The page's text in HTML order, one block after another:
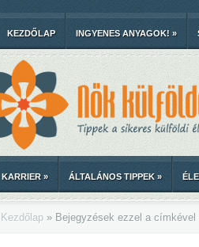
KEZDŐLAP INGYENES ANYAGOK! »
KARRIER» ÁLTALÁNOS TIPPEK »
Kezdőlap » Bejegyzések ezzel a címkével